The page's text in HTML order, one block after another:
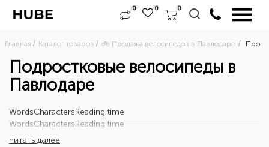
0 0 0
Главная Каталог товаров 🚲 Продажа велосипедов в Павлодаре
Подростковые велосипеды в
Павлодаре
WordsCharactersReading time
WordsCharactersReading time
Читать далее